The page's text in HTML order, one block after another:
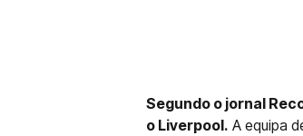
Segundo o jornal
o Liverpool. A equipa